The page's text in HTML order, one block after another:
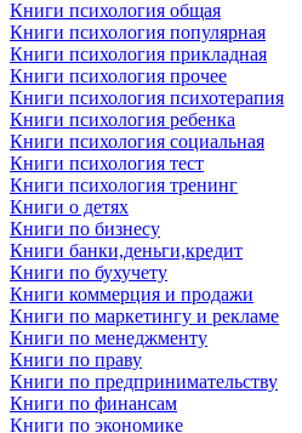
Книги психология общая
Книги психология популярная
Книги психология прикладная
Книги психология прочее
Книги психология психотерапия
Книги психология ребенка
Книги психология социальная
Книги психология тест
Книги психология тренинг
Книги о детях
Книги по бизнесу
Книги банки,деньги,кредит
Книги по бухучету
Книги коммерция и продажи
Книги по маркетингу и рекламе
Книги по менеджменту
Книги по праву
Книги по предпринимательству
Книги по финансам
Книги по экономике